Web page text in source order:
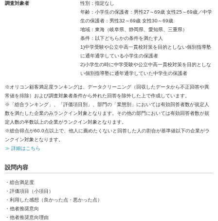
調査対象者
性別：指定なし
年齢：小学生の保護者：男性27～69歳 女性25～69歳／中学
生の保護者：男性32～69歳 女性30～69歳
地域：東海（岐阜県、静岡県、愛知県、三重県）
条件：以下どちらかの条件を満たす人
1)中学受験や公立中高一貫校対策を目的としない個別指導塾
に通年通学している小学生の保護者
2)小学生の時に中学受験や公立中高一貫校対策を目的としな
い個別指導塾に通年通学していた中学生の保護者
※オリコン顧客満足度ランキングは、データクリーニング（回収したデータから不正回答や異
常値を排除）および調査対象者条件から外れた回答を除外した上で作成しています。
※「総合ランキング」、「評価項目別」、部門の「業態別」においては有効回答者数が規定人
数を満たした企業のみランクイン対象となります。その他の部門においては有効回答者数が規
定人数の半数以上の企業がランクイン対象となります。
※総合得点が60.0点以上で、他人に薦めたくないと回答した人の割合が基準値以下の企業がラ
ンクイン対象となります。
≫ 詳細はこちら
設問内容
・総合満足度
・評価項目（小項目）
・利用した感想（良かった点・悪かった点）
・他者推奨意向
・他者推奨意向理由